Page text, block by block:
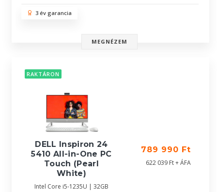
3 év garancia
MEGNÉZEM
RAKTÁRON
DELL Inspiron 24
5410 All-in-One PC
Touch (Pearl
White)
Intel Core i5-1235U | 32GB
789 990 Ft
622 039 Ft + ÁFA